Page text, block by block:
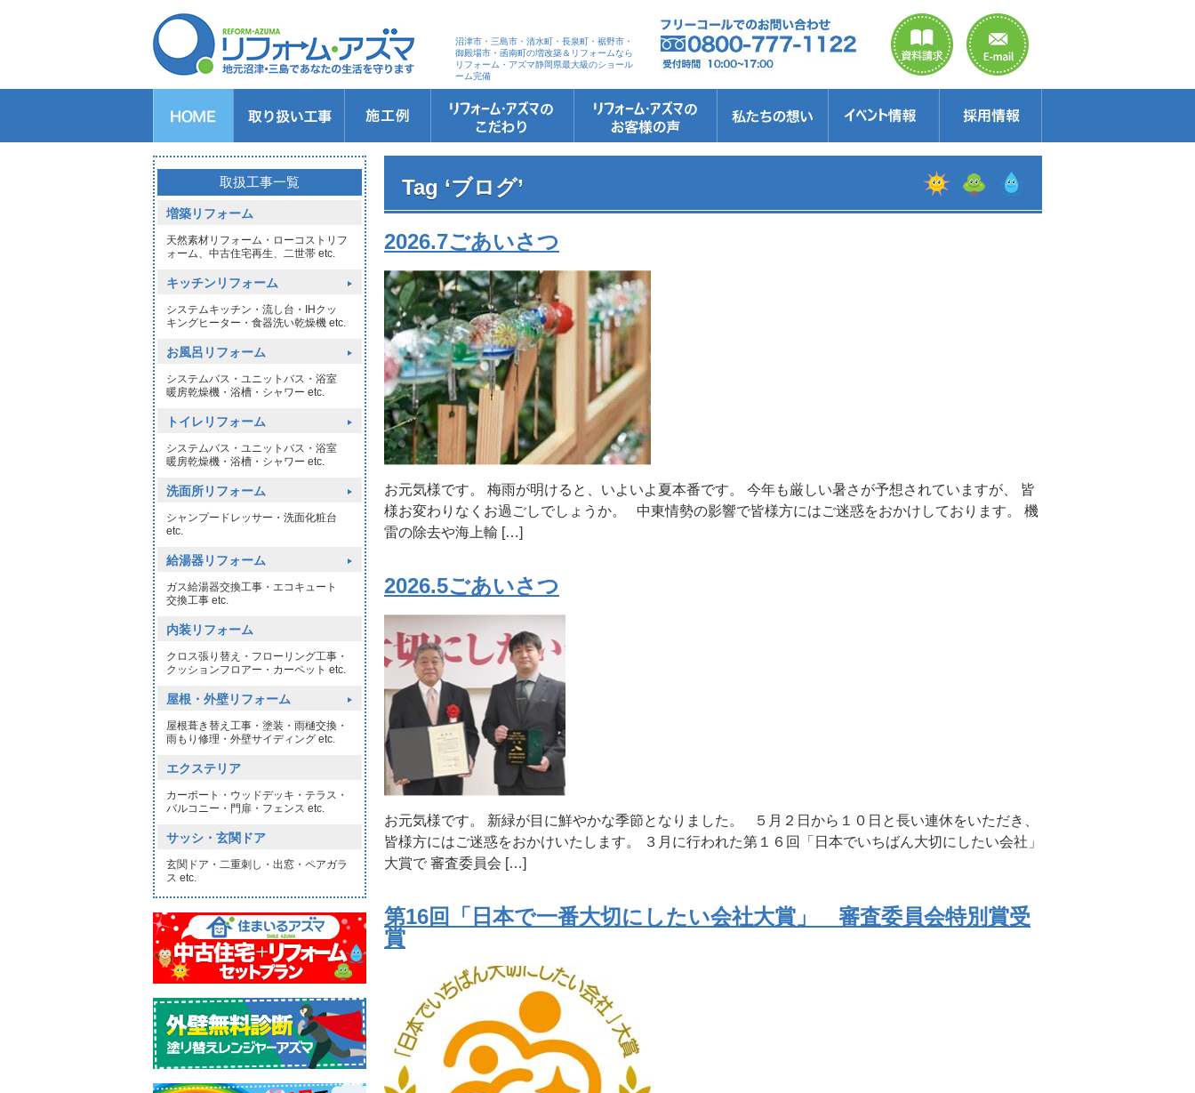
沼津市・三島市・清水町・長泉町・裾野市・
御殿場市・函南町の増改築＆リフォームなら
リフォーム・アズマ静岡県最大級のショール
ーム完備
キッチンのリフォーム
バスルームのリフォーム
トイレのリフォーム
洗面所のリフォーム
給湯器交換
窓リフォーム
玄関リフォーム
1DAYリフォーム
外壁・屋根塗装 リフォーム・アズマのこだわり
お客さまへの5つのお約束
リフォームの流れ
リフォームQ&A
安心保証
リフォームローン相談 お客さまの声
お客様インタビュー 会社案内
スタッフ紹介
ショールームのご案内
職人さん紹介
イメージキャラクター
お知らせ＆お得情報
社長のブログ
ブログ
お元気様新聞
受賞歴 イベント情報・見学会
セミナー
お得情報
Tag ‘ブログ’
2026.7ごあいさつ
お元気様です。 梅雨が明けると、いよいよ夏本番です。 今年も厳しい暑さが予想されていますが、 皆
様お変わりなくお過ごしでしょうか。 中東情勢の影響で皆様方にはご迷惑をおかけしております。 機
雷の除去や海上輸 […]
2026.5ごあいさつ
お元気様です。 新緑が目に鮮やかな季節となりました。 ５月２日から１０日と長い連休をいただき、
皆様方にはご迷惑をおかけいたします。 ３月に行われた第１６回「日本でいちばん大切にしたい会社」
大賞で 審査委員会 […]
第16回「日本で一番大切にしたい会社大賞」 審査委員会特別賞受
賞
取扱工事一覧
増築リフォーム
天然素材リフォーム・ローコストリフ
ォーム、中古住宅再生、二世帯 etc.
キッチンリフォーム
システムキッチン・流し台・IHクッ
キングヒーター・食器洗い乾燥機 etc.
お風呂リフォーム
システムバス・ユニットバス・浴室
暖房乾燥機・浴槽・シャワー etc.
トイレリフォーム
システムバス・ユニットバス・浴室
暖房乾燥機・浴槽・シャワー etc.
洗面所リフォーム
シャンプードレッサー・洗面化粧台
etc.
給湯器リフォーム
ガス給湯器交換工事・エコキュート
交換工事 etc.
内装リフォーム
クロス張り替え・フローリング工事・
クッションフロアー・カーペット etc.
屋根・外壁リフォーム
屋根葺き替え工事・塗装・雨樋交換・
雨もり修理・外壁サイディング etc.
エクステリア
カーポート・ウッドデッキ・テラス・
バルコニー・門扉・フェンス etc.
サッシ・玄関ドア
玄関ドア・二重刺し・出窓・ペアガラ
ス etc.